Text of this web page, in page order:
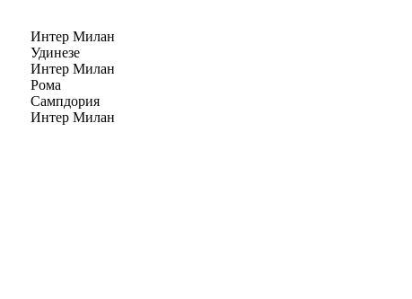
Интер Милан
Удинезе
Интер Милан
Рома
Сампдория
Интер Милан